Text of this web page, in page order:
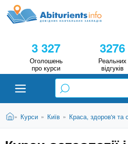
д
A
i
t
u
о
н
к
Н
3 327
Оголошень
про курси
3276
Реальних
відгуків
ВГоловна
» Курси » Київ » Краса, здоров'я та